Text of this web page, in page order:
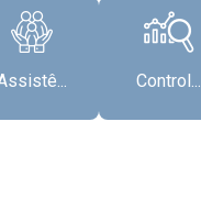
Control...